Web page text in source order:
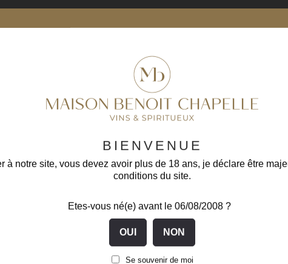
BIENVENUE
à notre site, vous devez avoir plus de 18 ans, je déclare être
conditions du site.
Etes-vous né(e) avant le 06/08/2008 ?
Se souvenir de moi